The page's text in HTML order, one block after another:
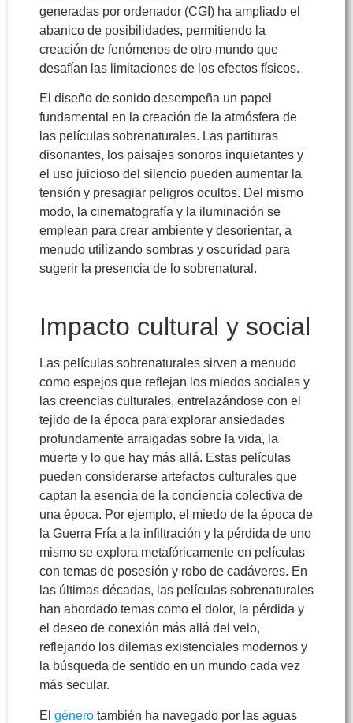
generadas por ordenador (CGI) ha ampliado el
abanico de posibilidades, permitiendo la
creación de fenómenos de otro mundo que
desafían las limitaciones de los efectos físicos.
El diseño de sonido desempeña un papel
fundamental en la creación de la atmósfera de
las películas sobrenaturales. Las partituras
disonantes, los paisajes sonoros inquietantes y
el uso juicioso del silencio pueden aumentar la
tensión y presagiar peligros ocultos. Del mismo
modo, la cinematografía y la iluminación se
emplean para crear ambiente y desorientar, a
menudo utilizando sombras y oscuridad para
sugerir la presencia de lo sobrenatural.
Impacto cultural y social
Las películas sobrenaturales sirven a menudo
como espejos que reflejan los miedos sociales y
las creencias culturales, entrelazándose con el
tejido de la época para explorar ansiedades
profundamente arraigadas sobre la vida, la
muerte y lo que hay más allá. Estas películas
pueden considerarse artefactos culturales que
captan la esencia de la conciencia colectiva de
una época. Por ejemplo, el miedo de la época de
la Guerra Fría a la infiltración y la pérdida de uno
mismo se explora metafóricamente en películas
con temas de posesión y robo de cadáveres. En
las últimas décadas, las películas sobrenaturales
han abordado temas como el dolor, la pérdida y
el deseo de conexión más allá del velo,
reflejando los dilemas existenciales modernos y
la búsqueda de sentido en un mundo cada vez
más secular.
El género también ha navegado por las aguas